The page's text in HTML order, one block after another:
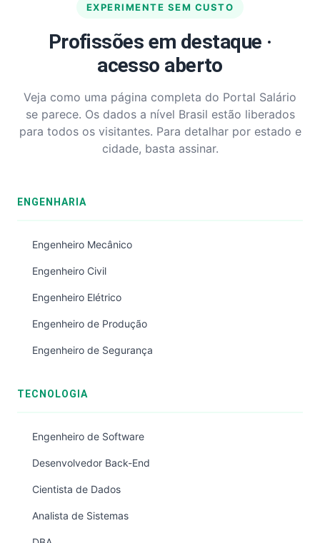
EXPERIMENTE SEM CUSTO
Profissões em destaque ·
acesso aberto
Veja como uma página completa do Portal Salário
se parece. Os dados a nível Brasil estão liberados
para todos os visitantes. Para detalhar por estado e
cidade, basta assinar.
ENGENHARIA
Engenheiro Mecânico
Engenheiro Civil
Engenheiro Elétrico
Engenheiro de Produção
Engenheiro de Segurança
TECNOLOGIA
Engenheiro de Software
Desenvolvedor Back-End
Cientista de Dados
Analista de Sistemas